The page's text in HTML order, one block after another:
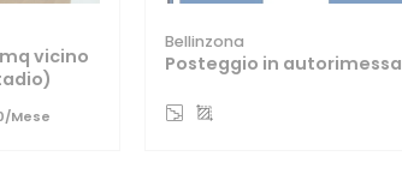
vicino
Mese
Bellinzona
Posteggio in autorimessa